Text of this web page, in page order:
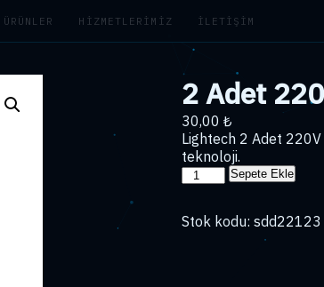
HIZMETLERIMIZ İLETIŞIM
2 Adet
30,00₺
Lightech 2 Adet
teknoloji.
2
2.4
Sepete Ekle
Stok kodu:sdd22123